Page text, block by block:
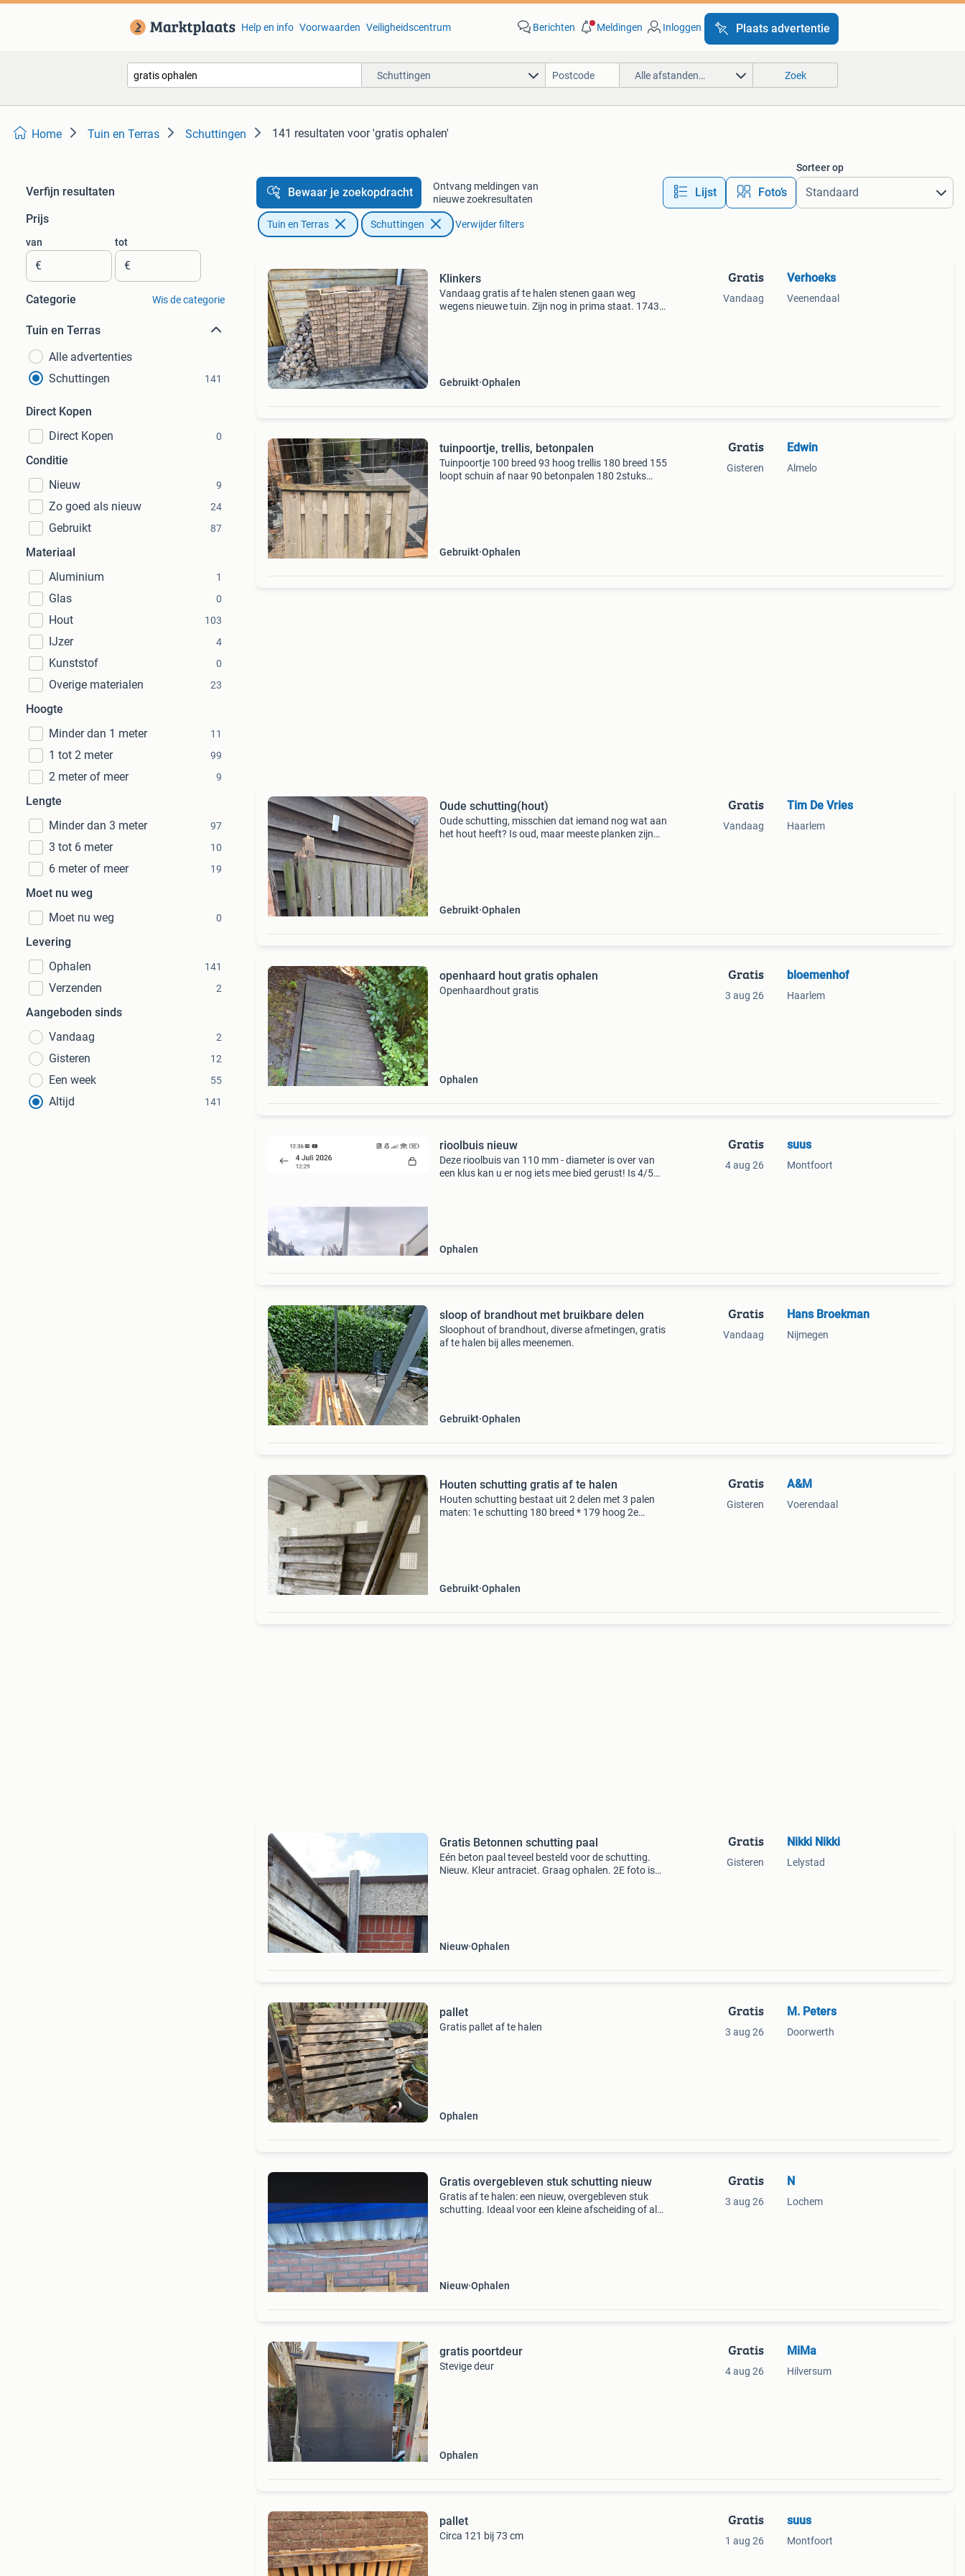
Help en info Voorwaarden Veiligheidscentrum Berichten Meldingen Inloggen Plaats advertentie
Schuttingen Alle afstanden… Zoek
Home Tuin en Terras Schuttingen 141 resultaten voor 'gratis ophalen'
Verfijn resultaten
Prijs
van
€
tot
€
Categorie Wis de categorie
Tuin en Terras
Alle advertenties
Schuttingen
141
Direct Kopen
Direct Kopen
0
Conditie
Nieuw
9
Zo goed als nieuw 24
Gebruikt 87
Materiaal
Aluminium
1
Glas 0
Hout 103
IJzer 4
Kunststof 0
Overige materialen 23
Hoogte
Minder dan 1 meter
11
1 tot 2 meter 99
2 meter of meer 9
Lengte
Minder dan 3 meter
97
3 tot 6 meter 10
6 meter of meer 19
Moet nu weg
Moet nu weg
0
Levering
Ophalen
141
Verzenden 2
Aangeboden sinds
Vandaag
2
Gisteren 12
Een week 55
Altijd 141
Bewaar je zoekopdracht
Ontvang meldingen van
nieuwe zoekresultaten
Lijst Foto’s
Sorteer op
Tuin en Terras Schuttingen Verwijder filters
Klinkers
Vandaag gratis af te halen stenen gaan weg
wegens nieuwe tuin. Zijn nog in prima staat. 1743
Gebruikt Ophalen
Gratis
Vandaag
Verhoeks
Veenendaal
tuinpoortje, trellis, betonpalen
Tuinpoortje 100 breed 93 hoog trellis 180 breed 155
loopt schuin af naar 90 betonpalen 180 2stuks
Gebruikt Ophalen
Gratis
Gisteren
Edwin
Almelo
Oude schutting(hout)
Oude schutting, misschien dat iemand nog wat aan
het hout heeft? Is oud, maar meeste planken zijn
Gebruikt Ophalen
Gratis
Vandaag
Tim De Vries
Haarlem
openhaard hout gratis ophalen
Openhaardhout gratis
Ophalen
Gratis
3 aug 26
bloemenhof
Haarlem
rioolbuis nieuw
Deze rioolbuis van 110 mm - diameter is over van
een klus kan u er nog iets mee bied gerust! Is 4/5
Ophalen
Gratis
4 aug 26
suus
Montfoort
sloop of brandhout met bruikbare delen
Sloophout of brandhout, diverse afmetingen, gratis
af te halen bij alles meenemen.
Gebruikt Ophalen
Gratis
Vandaag
Hans Broekman
Nijmegen
Houten schutting gratis af te halen
Houten schutting bestaat uit 2 delen met 3 palen
maten: 1e schutting 180 breed * 179 hoog 2e
Gebruikt Ophalen
Gratis
Gisteren
A&M
Voerendaal
Gratis Betonnen schutting paal
Eén beton paal teveel besteld voor de schutting.
Nieuw. Kleur antraciet. Graag ophalen. 2E foto is
Nieuw Ophalen
Gratis
Gisteren
Nikki Nikki
Lelystad
pallet
Gratis pallet af te halen
Ophalen
Gratis
3 aug 26
M. Peters
Doorwerth
Gratis overgebleven stuk schutting nieuw
Gratis af te halen: een nieuw, overgebleven stuk
schutting. Ideaal voor een kleine afscheiding of als
Nieuw Ophalen
Gratis
3 aug 26
N
Lochem
gratis poortdeur
Stevige deur
Ophalen
Gratis
4 aug 26
MiMa
Hilversum
pallet
Circa 121 bij 73 cm
Gratis
1 aug 26
suus
Montfoort